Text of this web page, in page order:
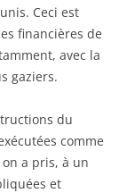
Ceci est
financières de
avec la
gaziers.
du
comme
on a pris, à un
et